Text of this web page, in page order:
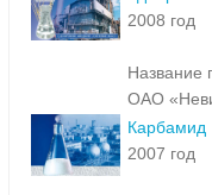
2008 год
Название
ОАО
Карбамид
2007 год